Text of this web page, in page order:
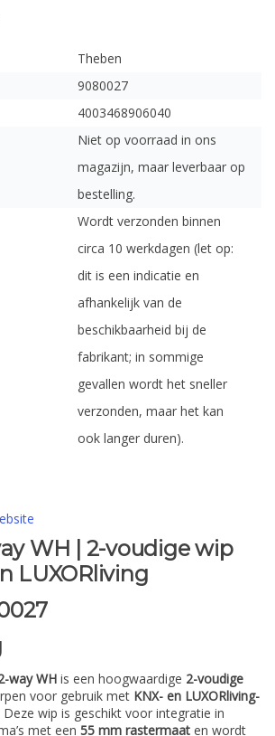
Theben
9080027
4003468906040
Niet op voorraad in ons
magazijn, maar leverbaar op
bestelling.
Wordt verzonden binnen
circa 10 werkdagen (let op:
dit is een indicatie en
afhankelijk van de
beschikbaarheid bij de
fabrikant; in sommige
gevallen wordt het sneller
verzonden, maar het kan
ook langer duren).
WH | 2-voudige wip
LUXORliving
way WH is een hoogwaardige 2-voudige
voor gebruik met KNX- en LUXORliving-
Deze wip is geschikt voor integratie in
met een 55 mm rastermaat en wordt